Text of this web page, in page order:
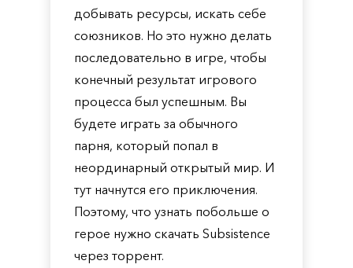
добывать ресурсы, искать себе
союзников. Но это нужно делать
последовательно в игре, чтобы
конечный результат игрового
процесса был успешным. Вы
будете играть за обычного
парня, который попал в
неординарный открытый мир. И
тут начнутся его приключения.
Поэтому, что узнать побольше о
герое нужно скачать Subsistence
через торрент.